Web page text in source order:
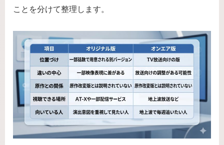
ことを分けて整理します。